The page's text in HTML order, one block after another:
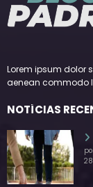
Lorem ipsum dolor